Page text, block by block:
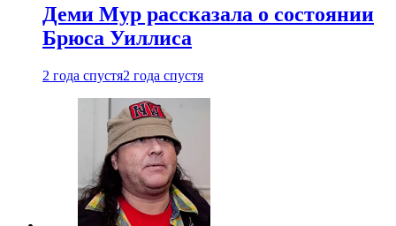
Деми Мур рассказала о состоянии
Брюса Уиллиса
2 года спустя2 года спустя